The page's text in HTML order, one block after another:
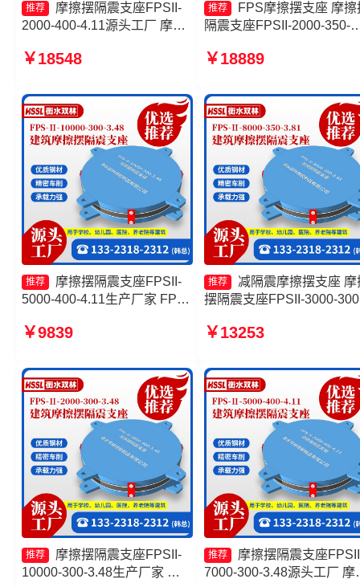
推荐
摩擦摆隔震支座FPSII-
2000-400-4.11源头工厂 摩擦
支座JZQZ-15000源头工厂 摩
￥18548
推荐
FPS摩擦摆支座 摩擦
隔震支座FPSII-2000-350-
家 摩擦摆隔震支座FPSII-
￥18889
推荐
摩擦摆隔震支座FPSII-
5000-400-4.11生产厂家 FPS
震支座厂家 摩擦摆减隔震支座
￥9839
推荐
减隔震摩擦摆支座 摩
摆隔震支座FPSII-3000-
摆隔震支座FPSII-5000-
￥13253
推荐
摩擦摆隔震支座FPSII-
10000-300-3.48生产厂家 建
推荐
摩擦摆隔震支座
7000-300-3.48源头工厂 摩